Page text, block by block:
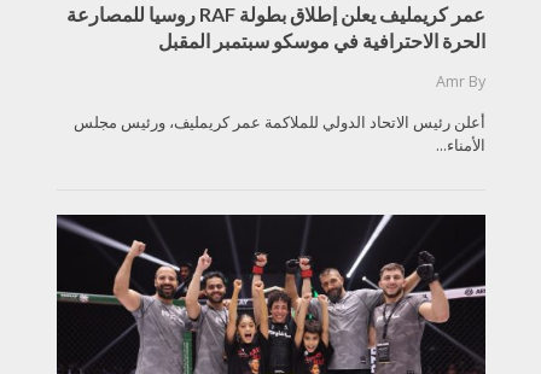
عمر كريمليف يعلن إطلاق بطولة RAF روسيا للمصارعة
الحرة الاحترافية في موسكو سبتمبر المقبل
By
Amr
أعلن رئيس الاتحاد الدولي للملاكمة عمر كريمليف، ورئيس مجلس
الأمناء...